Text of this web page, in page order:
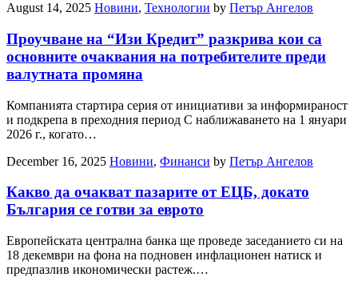
August 14, 2025 Новини, Технологии by Петър Ангелов
Проучване на “Изи Кредит” разкрива кои са
основните очаквания на потребителите преди
валутната промяна
Компанията стартира серия от инициативи за информираност
и подкрепа в преходния период С наближаването на 1 януари
2026 г., когато…
December 16, 2025 Новини, Финанси by Петър Ангелов
Какво да очакват пазарите от ЕЦБ, докато
България се готви за еврото
Европейската централна банка ще проведе заседанието си на
18 декември на фона на подновен инфлационен натиск и
предпазлив икономически растеж.…